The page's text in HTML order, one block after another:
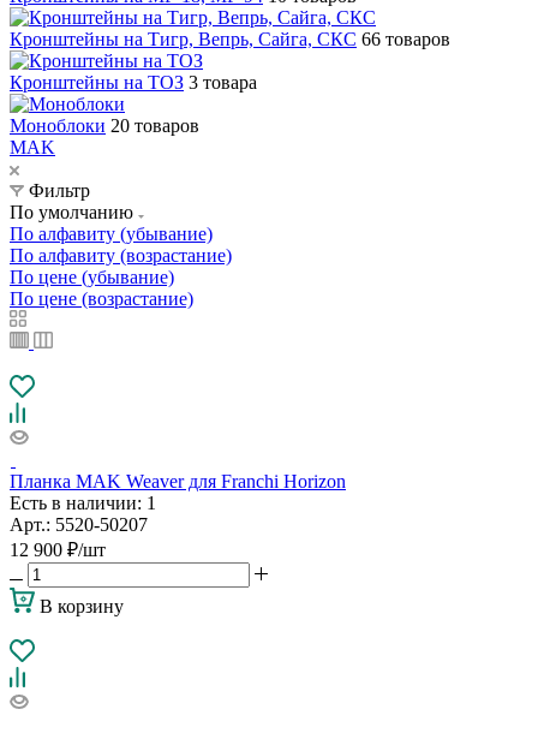
Кронштейны на Тигр, Вепрь, Сайга, СКС 66 товаров
Кронштейны на ТОЗ 3 товара
Моноблоки 20 товаров
MAK
Фильтр
По умолчанию
По алфавиту (убывание)
По алфавиту (возрастание)
По цене (убывание)
По цене (возрастание)
Планка MAK Weaver для Franchi Horizon
Есть в наличии: 1
Арт.: 5520-50207
12 900 ₽/шт
В корзину